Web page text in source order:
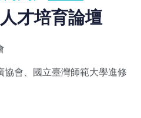
才培育論壇
會、國立臺灣師範大學進修